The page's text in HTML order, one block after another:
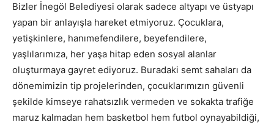
Bizler İnegöl Belediyesi olarak sadece altyapı ve üstyapı
yapan bir anlayışla hareket etmiyoruz. Çocuklara,
yetişkinlere, hanımefendilere, beyefendilere,
yaşlılarımıza, her yaşa hitap eden sosyal alanlar
oluşturmaya gayret ediyoruz. Buradaki semt sahaları da
dönemimizin tip projelerinden, çocuklarımızın güvenli
şekilde kimseye rahatsızlık vermeden ve sokakta trafiğe
maruz kalmadan hem basketbol hem futbol oynayabildiği,